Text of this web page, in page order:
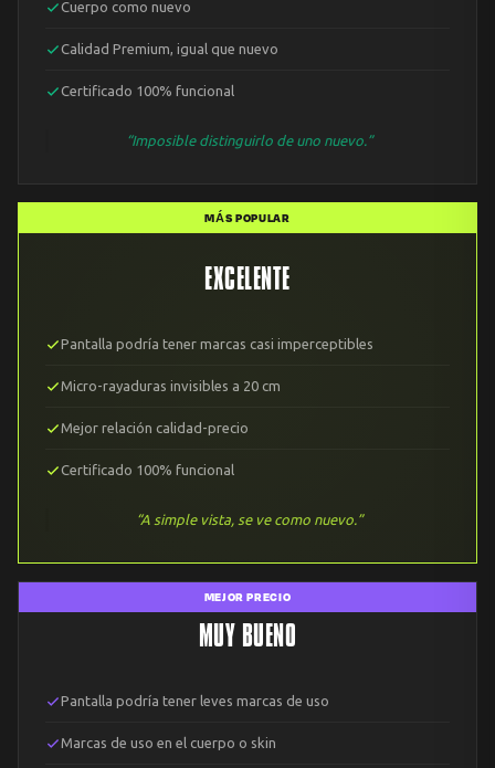
Cuerpo como nuevo
Calidad Premium, igual que nuevo
Certificado 100% funcional
“Imposible distinguirlo de uno nuevo.”
MÁS POPULAR
EXCELENTE
Pantalla podría tener marcas casi imperceptibles
Micro-rayaduras invisibles a 20 cm
Mejor relación calidad-precio
Certificado 100% funcional
“A simple vista, se ve como nuevo.”
MEJOR PRECIO
MUY BUENO
Pantalla podría tener leves marcas de uso
Marcas de uso en el cuerpo o skin